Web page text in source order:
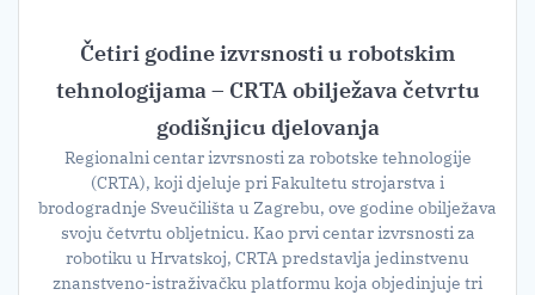
Četiri godine izvrsnosti u robotskim
tehnologijama – CRTA obilježava četvrtu
godišnjicu djelovanja
Regionalni centar izvrsnosti za robotske tehnologije
(CRTA), koji djeluje pri Fakultetu strojarstva i
brodogradnje Sveučilišta u Zagrebu, ove godine obilježava
svoju četvrtu obljetnicu. Kao prvi centar izvrsnosti za
robotiku u Hrvatskoj, CRTA predstavlja jedinstvenu
znanstveno-istraživačku platformu koja objedinjuje tri